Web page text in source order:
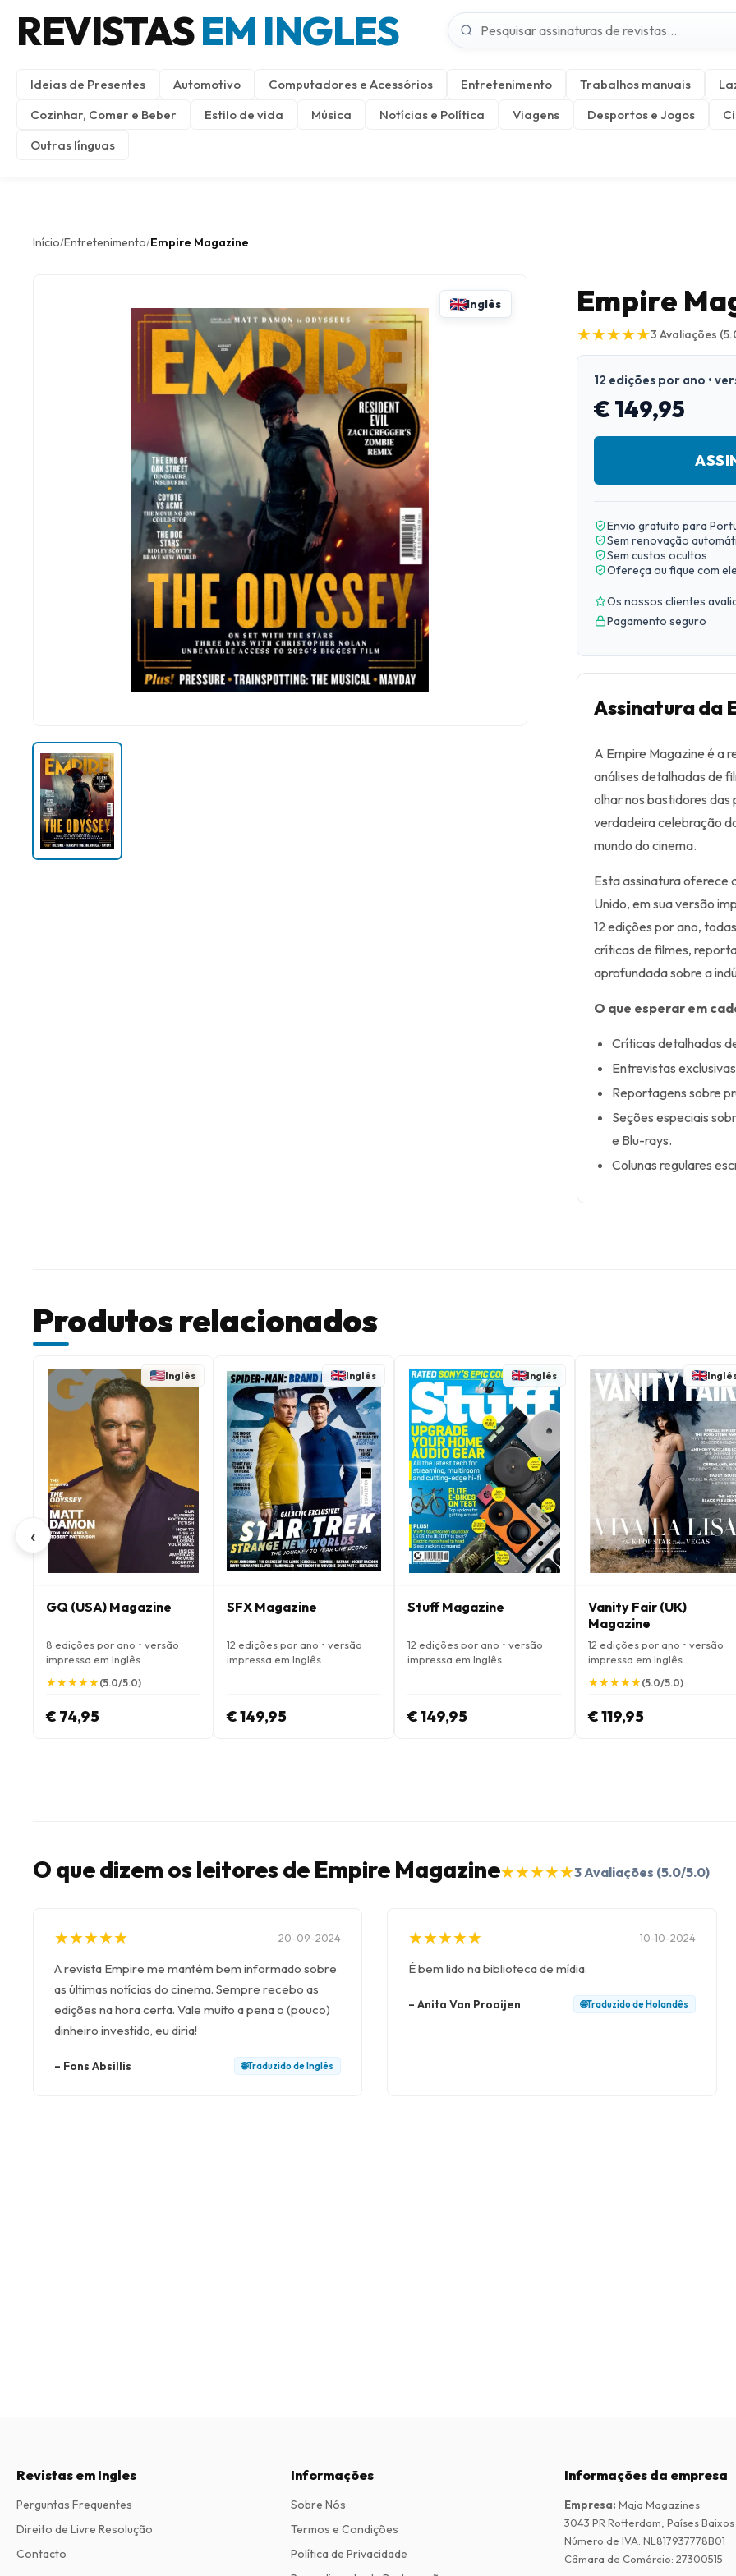
REVISTASEM INGLES
Ideias de Presentes Automotivo Computadores e Acessórios Entretenimento Trabalhos manuais
Cozinhar, Comer e Beber
Estilo de vida Música Notícias e Política Viagens Desportos e Jogos
Outras línguas
Início/Entretenimento/Empire Magazine
Inglês Empire
★
★★
★★
★★
★★
★3 Avaliações
12 edições por ano •
€ 149,95
Envio gratuito para
Sem renovação
Sem custos ocultos
Ofereça ou fique com
Os nossos clientes
Pagamento seguro
Assinatura da
A Empire Magazine é a
análises detalhadas de
olhar nos bastidores
verdadeira celebração
mundo do cinema.
Esta assinatura oferece
Unido, em sua versão
12 edições por ano,
críticas de filmes,
aprofundada sobre a
O que esperar em
Críticas detalhadas
Entrevistas
Reportagens sobre
Seções especiais
e Blu-rays.
Colunas regulares
Produtos relacionados
‹
Inglês
GQ (USA) Magazine
8 edições por ano • versão
impressa em Inglês
★
★★
★★
★★
★★
★(5.0/5.0)
€ 74,95
Inglês
SFX Magazine
12 edições por ano • versão
impressa em Inglês
€ 149,95
Inglês
Stuff Magazine
12 edições por ano • versão
impressa em Inglês
€ 149,95
Vanity Fair (UK)
Magazine
12 edições por ano • versão
impressa em Inglês
★
★★
★★
★★
★★
★(5.0/5.0)
€ 119,95
O que dizem os leitores de Empire Magazine★
★★
★★
★★
★★
★3Avaliações (5.0/5.0)
★
★★
★★
★★
★★
★ 20-09-2024
A revista Empire me mantém bem informado sobre
as últimas notícias do cinema. Sempre recebo as
edições na hora certa. Vale muito a pena o (pouco)
dinheiro investido, eu diria!
– Fons Absillis 🌐Traduzido de Inglês
★
★★
★★
★★
★★
★ 10-10-2024
É bem lido na biblioteca de mídia.
–Anita Van Prooijen 🌐Traduzido de Holandês
Revistas em Ingles
Perguntas Frequentes
Direito de Livre Resolução
Contacto
Informações
Sobre Nós
Termos e Condições
Política de Privacidade
Informações da empresa
Empresa: Maja Magazines
3043 PR Rotterdam, Países Baixos
Número de IVA: NL817937778B01
Câmara de Comércio: 27300515